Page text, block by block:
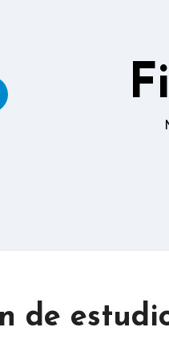
de